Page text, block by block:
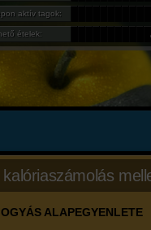
aktív tagok:
ételek:
ALAPEGYENLETE